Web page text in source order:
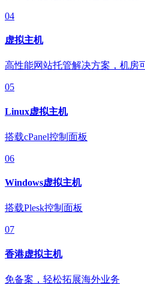
04
虚拟主机
高性能网站托管解决方案，机房
05
Linux虚拟主机
搭载cPanel控制面板
06
Windows虚拟主机
搭载Plesk控制面板
07
香港虚拟主机
免备案，轻松拓展海外业务